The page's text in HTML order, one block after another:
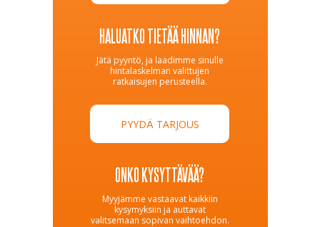
HALUATKO TIETÄÄ HINNAN?
Jätä pyyntö, ja laadimme sinulle
hintalaskelman valittujen
ratkaisujen perusteella.
PYYDÄ TARJOUS
ONKO KYSYTTÄVÄÄ?
Myyjämme vastaavat kaikkiin
kysymyksiin ja auttavat
valitsemaan sopivan vaihtoehdon.